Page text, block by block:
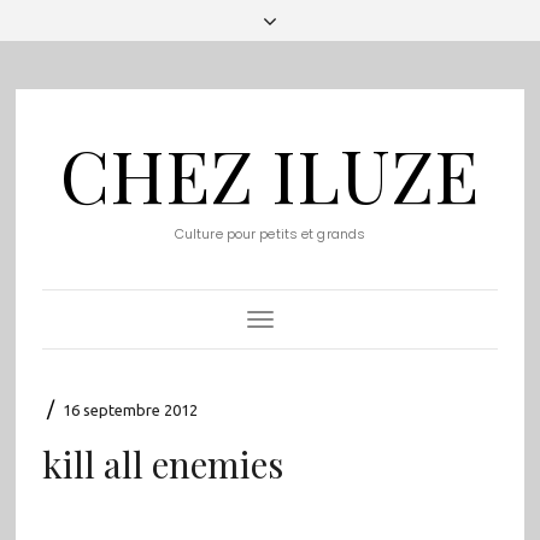
CHEZ ILUZE
Culture pour petits et grands
Toggle
Navigation
/ 16 septembre 2012
kill all enemies